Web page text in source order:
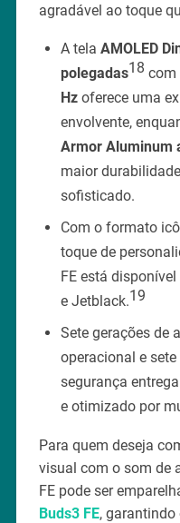
agradável ao toque
A tela AMOLED
polegadas18 com
Hzoferece uma
envolvente,
Armor Aluminum
maior
sofisticado.
Com o formato
toque de
FE está
e Jetblack.19
Sete gerações de
operacional e
segurança
e otimizado por
Para quem deseja
visual com o som de
FE pode ser
Buds3 FE, garantindo